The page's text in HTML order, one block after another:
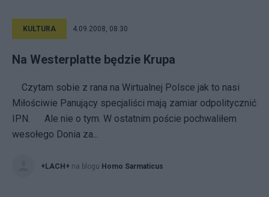
KULTURA 4.09.2008, 08:30
Na Westerplatte będzie Krupa
Czytam sobie z rana na Wirtualnej Polsce jak to nasi
Miłościwie Panujący specjaliści mają zamiar odpolitycznić
IPN. Ale nie o tym. W ostatnim poście pochwaliłem
wesołego Donia za...
+LACH+ na blogu Homo Sarmaticus